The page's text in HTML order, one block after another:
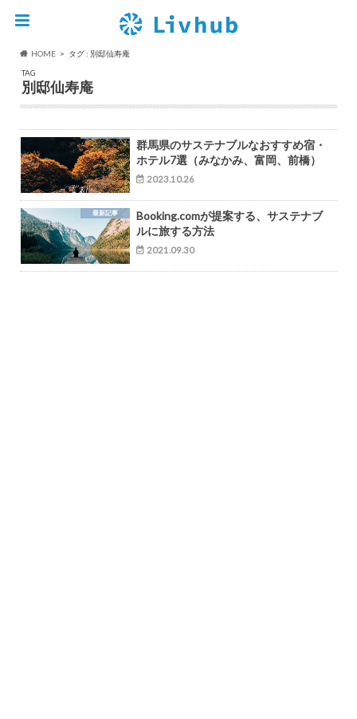
HOME
タグ : 別邸仙寿庵
TAG
別邸仙寿庵
群馬県のサステナブルなおすすめ宿・
ホテル7選（みなかみ、富岡、前橋）
2023.10.26
最新記事
Booking.comが提案する、サステナブ
ルに旅する方法
2021.09.30